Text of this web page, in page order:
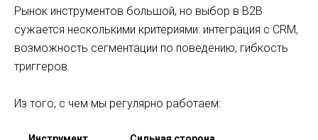
Рынок инструментов большой, но выбор в B2B
сужается несколькими критериями: интеграция с CRM,
возможность сегментации по поведению, гибкость
триггеров.
Из того, с чем мы регулярно работаем: